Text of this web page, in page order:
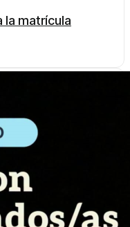
la matrícula